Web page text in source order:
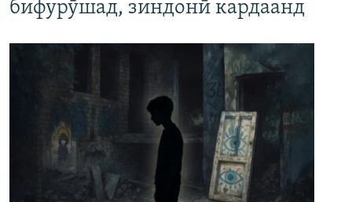
бифурӯшад, зиндонӣ кардаанд